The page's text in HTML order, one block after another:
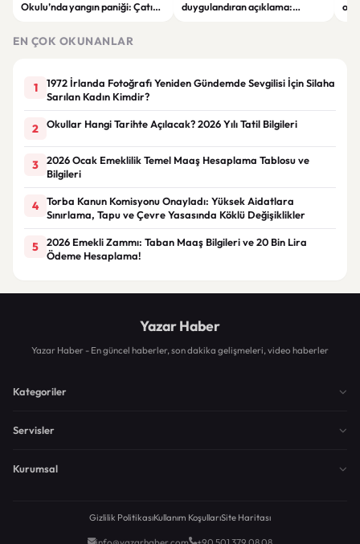
Okulu’nda yangın paniği: Çatıda
duygulandıran açıklama:
EN ÇOK OKUNANLAR
1
1972 İrlanda Fotoğrafı Yeniden Gündemde Sevgilisi İçin Silaha
Sarılan Kadın Kimdir?
2 Okullar Hangi Tarihte Açılacak? 2026 Yılı Tatil Bilgileri
3
2026 Ocak Emeklilik Temel Maaş Hesaplama Tablosu ve
Bilgileri
4
Torba Kanun Komisyonu Onayladı: Yüksek Aidatlara
Sınırlama, Tapu ve Çevre Yasasında Köklü Değişiklikler
5
2026 Emekli Zammı: Taban Maaş Bilgileri ve 20 Bin Lira
Ödeme Hesaplama!
Yazar Haber
Yazar Haber - En güncel haberler, son dakika gelişmeleri, video haberler
Kategoriler
Servisler
Kurumsal
Gizlilik PolitikasıKullanım KoşullarıSite Haritası
info@yazarhaber.com +90 501 379 08 08